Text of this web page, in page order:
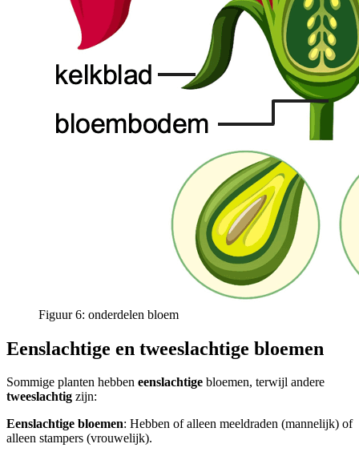
Figuur 6: onderdelen bloem
Eenslachtige en tweeslachtige bloemen
Sommige planten hebben eenslachtige bloemen, terwijl andere
tweeslachtig zijn:
Eenslachtige bloemen: Hebben of alleen meeldraden (mannelijk) of
alleen stampers (vrouwelijk).